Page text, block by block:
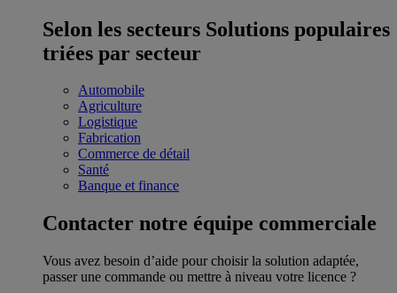
Selon les secteurs Solutions populaires
triées par secteur
Automobile
Agriculture
Logistique
Fabrication
Commerce de détail
Santé
Banque et finance
Contacter notre équipe commerciale
Vous avez besoin d’aide pour choisir la solution adaptée,
passer une commande ou mettre à niveau votre licence ?